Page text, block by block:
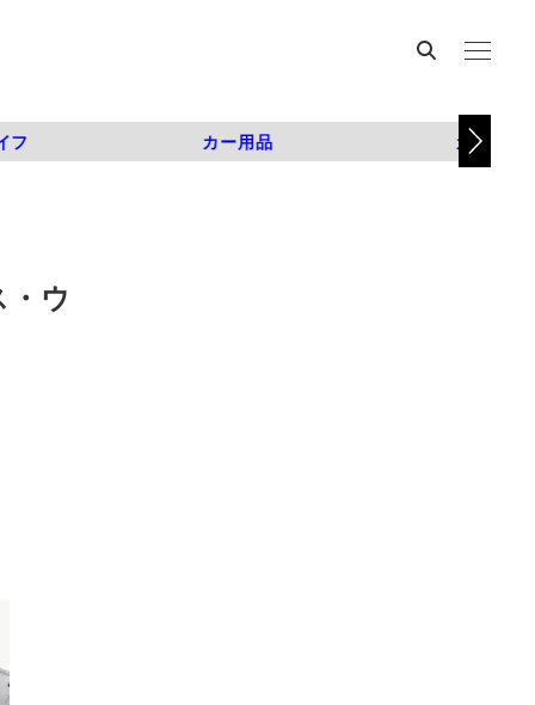
フ カー用品 カスタム
ウ